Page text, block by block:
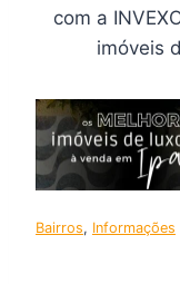
com a
imóveis
Bairros, Informações